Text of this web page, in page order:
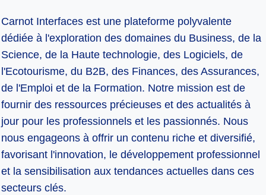
Carnot Interfaces est une plateforme polyvalente
dédiée à l'exploration des domaines du Business, de la
Science, de la Haute technologie, des Logiciels, de
l'Ecotourisme, du B2B, des Finances, des Assurances,
de l'Emploi et de la Formation. Notre mission est de
fournir des ressources précieuses et des actualités à
jour pour les professionnels et les passionnés. Nous
nous engageons à offrir un contenu riche et diversifié,
favorisant l'innovation, le développement professionnel
et la sensibilisation aux tendances actuelles dans ces
secteurs clés.